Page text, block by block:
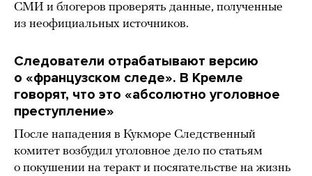
СМИ и блогеров проверять данные, полученные
из неофициальных источников.
Следователи отрабатывают версию
о «французском следе». В Кремле
говорят, что это «абсолютно уголовное
преступление»
После нападения в Кукморе Следственный
комитет возбудил уголовное дело по статьям
о покушении на теракт и посягательстве на жизнь